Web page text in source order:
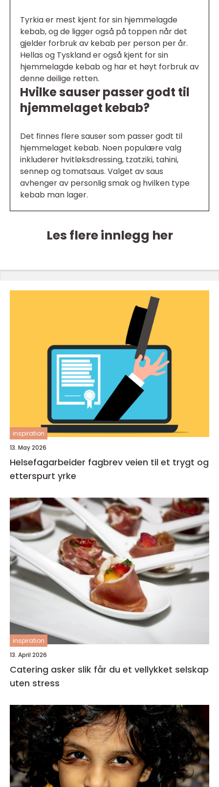
Tyrkia er mest kjent for sin hjemmelagde
kebab, og de ligger også på toppen når det
gjelder forbruk av kebab per person per år.
Hellas og Tyskland er også kjent for sin
hjemmelagde kebab og har et høyt forbruk av
denne deilige retten.
Hvilke sauser passer godt til
hjemmelaget kebab?
Det finnes flere sauser som passer godt til
hjemmelaget kebab. Noen populære valg
inkluderer hvitløksdressing, tzatziki, tahini,
sennep og tomatsaus. Valget av saus
avhenger av personlig smak og hvilken type
kebab man lager.
Les flere innlegg her
inspiration
13. May 2026
Helsefagarbeider fagbrev veien til et trygt og
etterspurt yrke
inspiration
13. April 2026
Catering asker slik får du et vellykket selskap
uten stress